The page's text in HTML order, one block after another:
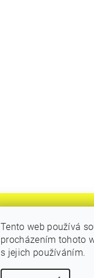
Tento web používá
procházením tohoto
s jejich používáním.